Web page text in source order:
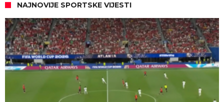
NAJNOVIJE SPORTSKE VIJESTI